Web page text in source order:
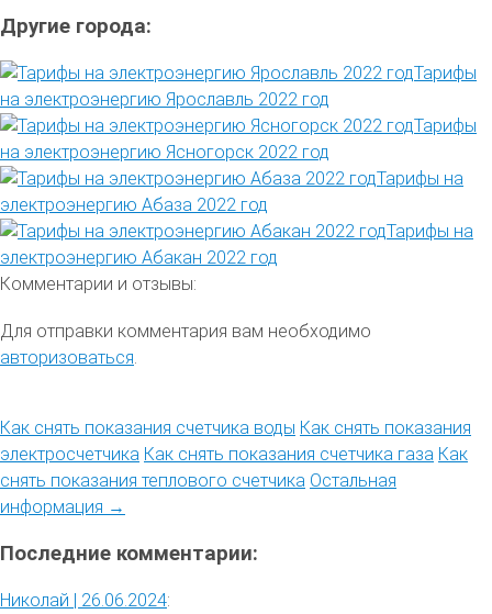
Другие города:
Тарифы
на электроэнергию Ярославль 2022 год
Тарифы
на электроэнергию Ясногорск 2022 год
Тарифы на
электроэнергию Абаза 2022 год
Тарифы на
электроэнергию Абакан 2022 год
Комментарии и отзывы:
Для отправки комментария вам необходимо
авторизоваться
Как снять показания счетчика воды Как снять показания
электросчетчика Как снять показания счетчика газа Как
снять показания теплового счетчика Остальная
информация →
Последние комментарии:
Николай | 26.06.2024: